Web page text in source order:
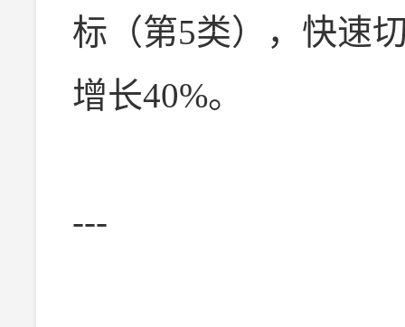
标（第5类），快速
增长40%。
---